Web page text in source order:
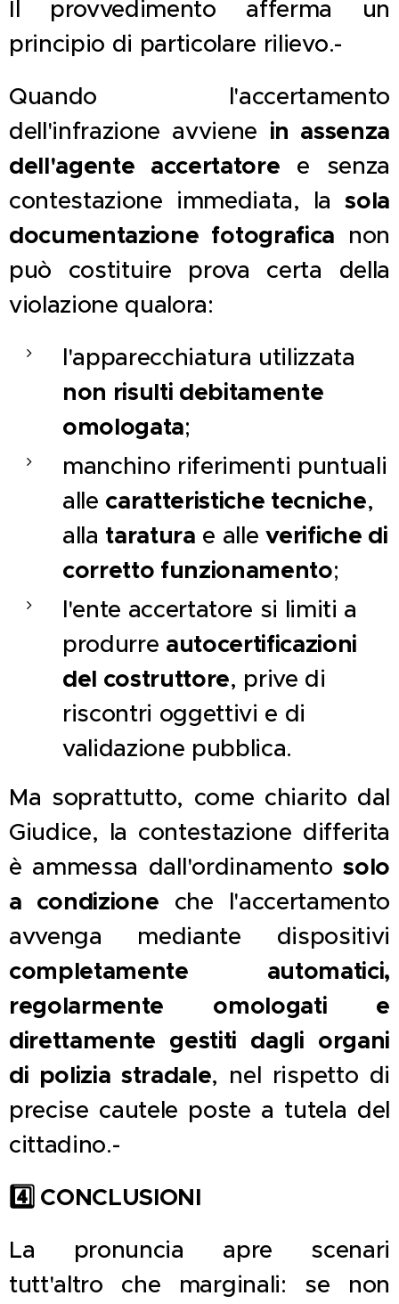
Il provvedimento afferma un
principio di particolare rilievo.-
Quando l'accertamento
dell'infrazione avviene in assenza
dell'agente accertatore e senza
contestazione immediata, lasola
documentazione fotografica non
può costituire prova certa della
violazione qualora:
l'apparecchiatura utilizzata
non risulti debitamente
omologata;
manchino riferimenti puntuali
alle caratteristiche tecniche,
alla taratura e alleverifiche di
corretto funzionamento;
l'ente accertatore si limiti a
produrre autocertificazioni
del costruttore, prive di
riscontri oggettivi e di
validazione pubblica.
Ma soprattutto, come chiarito dal
Giudice, la contestazione differita
è ammessa dall'ordinamentosolo
a condizione che l'accertamento
avvenga mediante dispositivi
completamente automatici,
regolarmente omologati e
direttamente gestiti dagli organi
di polizia stradale, nel rispetto di
precise cautele poste a tutela del
cittadino.-
4️ CONCLUSIONI
La pronuncia apre scenari
tutt'altro che marginali: se non